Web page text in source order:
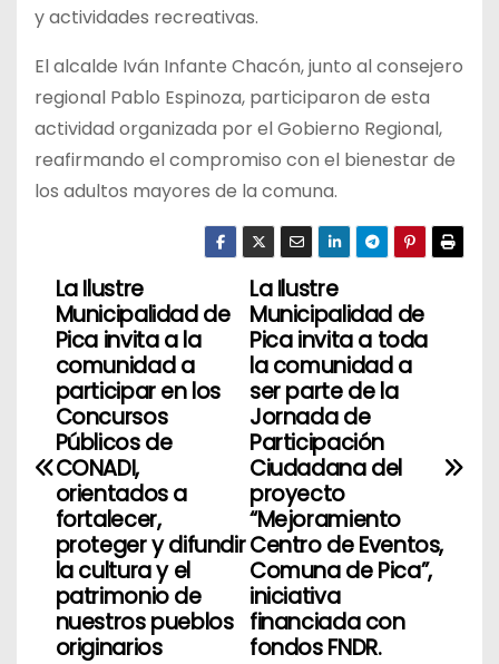
y actividades recreativas.
El alcalde Iván Infante Chacón, junto al consejero
regional Pablo Espinoza, participaron de esta
actividad organizada por el Gobierno Regional,
reafirmando el compromiso con el bienestar de
los adultos mayores de la comuna.
N
g
La Ilustre
Municipalidad de
Pica invita a toda
la comunidad a
ser parte de la
Jornada de
Participación
Ciudadana del
proyecto
“Mejoramiento
Centro de Eventos,
Comuna de Pica”,
iniciativa
financiada con
fondos FNDR.
La Ilustre
Municipalidad de
Pica invita a la
comunidad a
participar en los
Concursos
Públicos de
CONADI,
orientados a
fortalecer,
proteger y difundir
la cultura y el
patrimonio de
nuestros pueblos
originarios